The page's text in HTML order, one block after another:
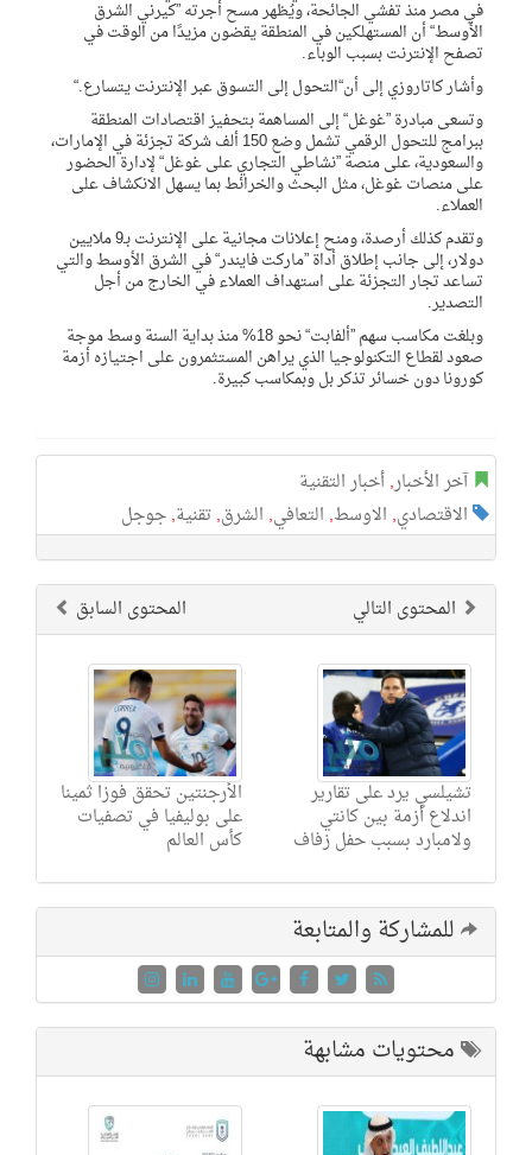
في مصر منذ تفشي الجائحة، ويُظهر مسح أجرته ”كيرني الشرق
الأوسط“ أن المستهلكين في المنطقة يقضون مزيدًا من الوقت في
تصفح الإنترنت بسبب الوباء.
وأشار كاتاروزي إلى أن“التحول إلى التسوق عبر الإنترنت يتسارع.“
وتسعى مبادرة ”غوغل“ إلى المساهمة بتحفيز اقتصادات المنطقة
ببرامج للتحول الرقمي تشمل وضع 150 ألف شركة تجزئة في الإمارات،
والسعودية، على منصة ”نشاطي التجاري على غوغل“ لإدارة الحضور
على منصات غوغل، مثل البحث والخرائط بما يسهل الانكشاف على
العملاء.
وتقدم كذلك أرصدة، ومنح إعلانات مجانية على الإنترنت بـ9 ملايين
دولار، إلى جانب إطلاق أداة ”ماركت فايندر“ في الشرق الأوسط والتي
تساعد تجار التجزئة على استهداف العملاء في الخارج من أجل
التصدير.
وبلغت مكاسب سهم ”ألفابت“ نحو 18% منذ بداية السنة وسط موجة
صعود لقطاع التكنولوجيا الذي يراهن المستثمرون على اجتيازه أزمة
كورونا دون خسائر تذكر بل وبمكاسب كبيرة.
آخر الأخبار,أخبار التقنية
الاقتصادي, الاوسط, التعافي, الشرق,تقنية,جوجل
المحتوى السابق المحتوى التالي
الأرجنتين تحقق فوزا ثمينا
على بوليفيا في تصفيات
كأس العالم
تشيلسي يرد على تقارير
اندلاع أزمة بين كانتي
ولامبارد بسبب حفل زفاف
للمشاركة والمتابعة
محتويات مشابهة